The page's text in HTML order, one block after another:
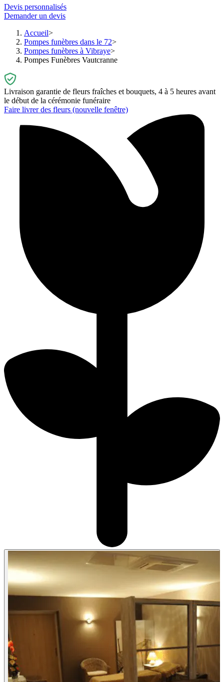
Devis personnalisés
Demander un devis
Accueil
Pompes funèbres dans le 72
Pompes funèbres à Vibraye
Pompes Funèbres Vautcranne
Livraison garantie de fleurs fraîches et bouquets, 4 à 5 heures avant
le début de la cérémonie funéraire
Faire livrer des fleurs (nouvelle fenêtre)